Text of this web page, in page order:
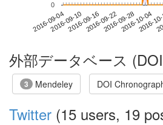
2016-09-042016-09-102016-09-162016-09-222016-09-282016-10-04
2016-
0
外部データベース
3 Mendeley DOI
Twitter (15 users, 19